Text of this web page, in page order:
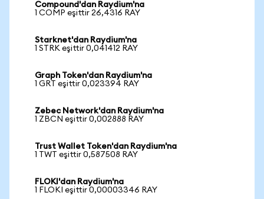
Compound'dan Raydium'na
1 COMP eşittir 26,4316 RAY
Starknet'dan Raydium'na
1 STRK eşittir 0,041412 RAY
Graph Token'dan Raydium'na
1 GRT eşittir 0,023394 RAY
Zebec Network'dan Raydium'na
1 ZBCN eşittir 0,002888 RAY
Trust Wallet Token'dan Raydium'na
1 TWT eşittir 0,587508 RAY
FLOKI'dan Raydium'na
1 FLOKI eşittir 0,00003346 RAY